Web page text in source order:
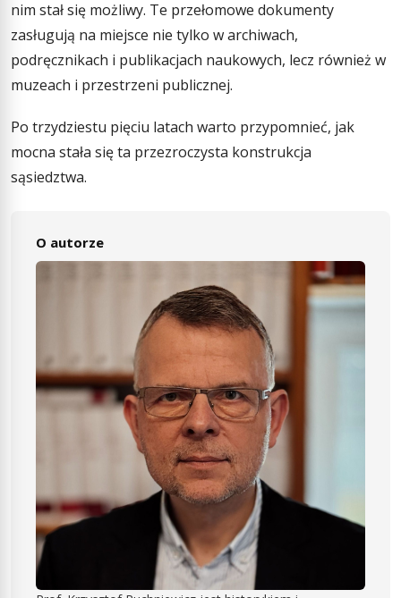
nim stał się możliwy. Te przełomowe dokumenty
zasługują na miejsce nie tylko w archiwach,
podręcznikach i publikacjach naukowych, lecz również w
muzeach i przestrzeni publicznej.
Po trzydziestu pięciu latach warto przypomnieć, jak
mocna stała się ta przezroczysta konstrukcja
sąsiedztwa.
O autorze